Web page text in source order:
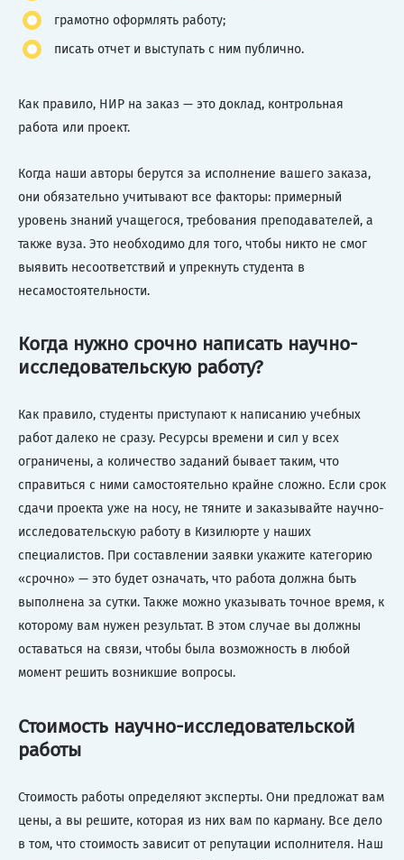
грамотно оформлять работу;
писать отчет и выступать с ним публично.
Как правило, НИР на заказ — это доклад, контрольная
работа или проект.
Когда наши авторы берутся за исполнение вашего заказа,
они обязательно учитывают все факторы: примерный
уровень знаний учащегося, требования преподавателей, а
также вуза. Это необходимо для того, чтобы никто не смог
выявить несоответствий и упрекнуть студента в
несамостоятельности.
Когда нужно срочно написать научно-
исследовательскую работу?
Как правило, студенты приступают к написанию учебных
работ далеко не сразу. Ресурсы времени и сил у всех
ограничены, а количество заданий бывает таким, что
справиться с ними самостоятельно крайне сложно. Если срок
сдачи проекта уже на носу, не тяните и заказывайте научно-
исследовательскую работу в Кизилюрте у наших
специалистов. При составлении заявки укажите категорию
«срочно» — это будет означать, что работа должна быть
выполнена за сутки. Также можно указывать точное время, к
которому вам нужен результат. В этом случае вы должны
оставаться на связи, чтобы была возможность в любой
момент решить возникшие вопросы.
Стоимость научно-исследовательской
работы
Стоимость работы определяют эксперты. Они предложат вам
цены, а вы решите, которая из них вам по карману. Все дело
в том, что стоимость зависит от репутации исполнителя. Наш